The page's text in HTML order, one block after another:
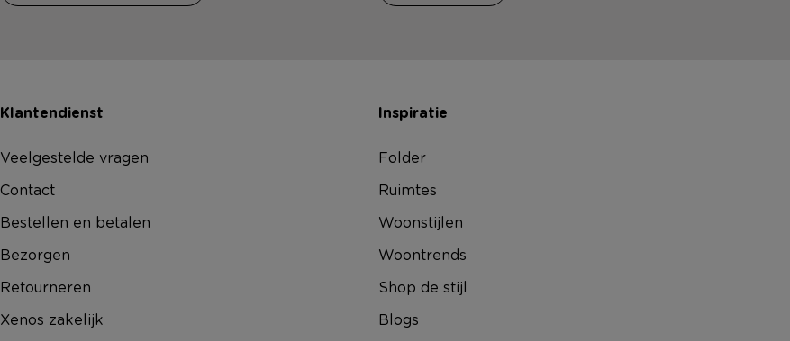
Klantendienst
Veelgestelde vragen
Contact
Bestellen en betalen
Bezorgen
Retourneren
Xenos zakelijk
Inspiratie
Folder
Ruimtes
Woonstijlen
Woontrends
Shop de stijl
Blogs